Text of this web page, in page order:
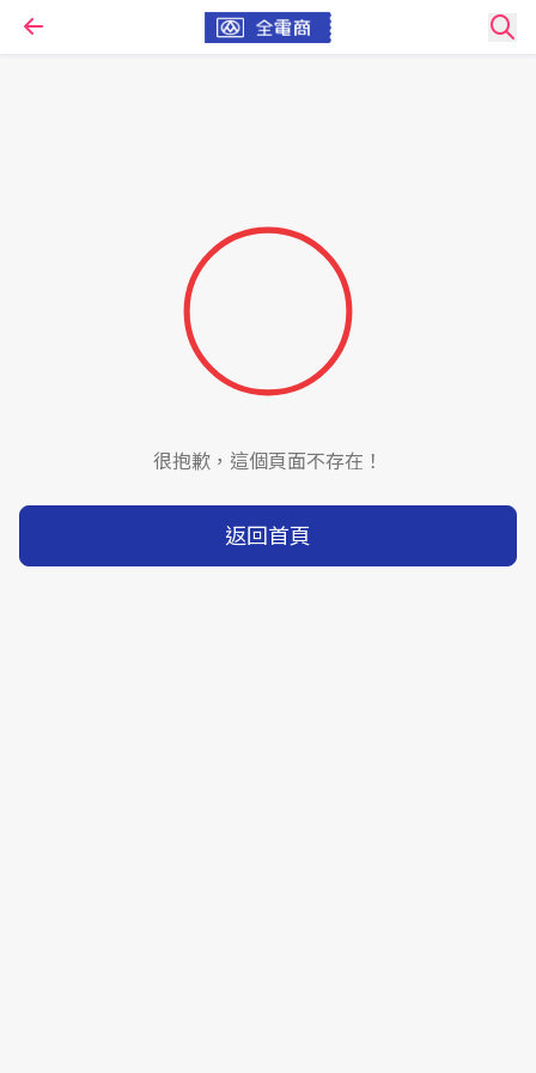
很抱歉，這個頁面不存在！
返回首頁